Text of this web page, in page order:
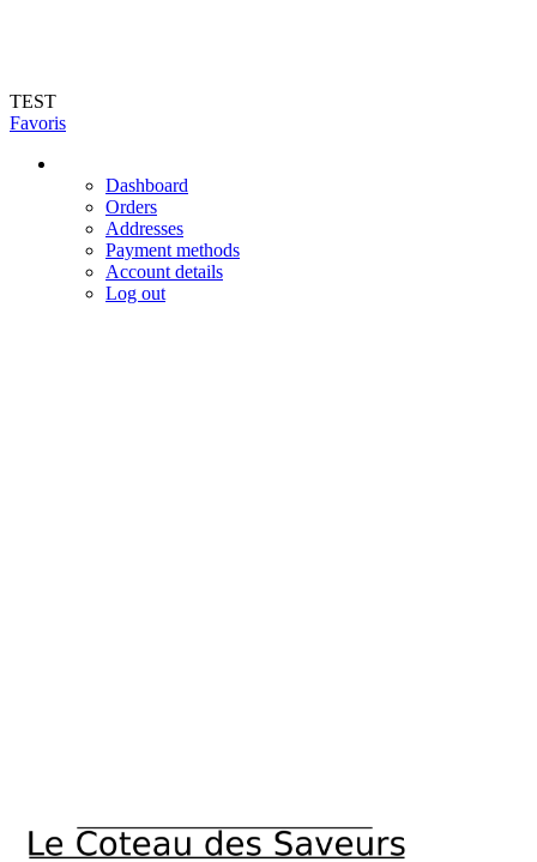
TEST
Favoris
Dashboard
Orders
Addresses
Payment methods
Account details
Log out